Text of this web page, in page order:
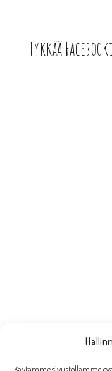
Tykkää